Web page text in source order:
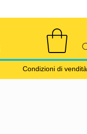
Condizioni di vendità